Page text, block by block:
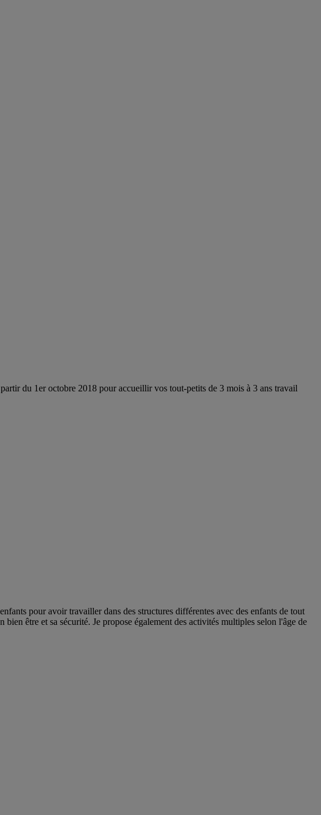
du 1er octobre 2018 pour accueillir vos tout-petits de 3 mois à 3 ans travail
pour avoir travailler dans des structures différentes avec des enfants de tout
être et sa sécurité. Je propose également des activités multiples selon l'âge de